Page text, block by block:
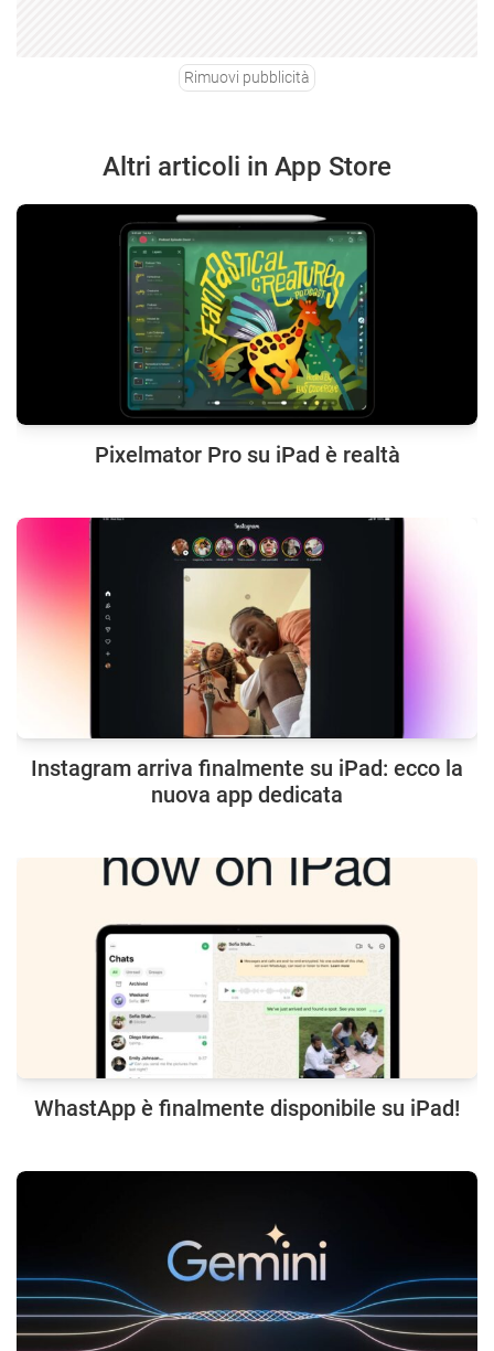
Rimuovi pubblicità
Altri articoli in App Store
Pixelmator Pro su iPad è realtà
Instagram arriva finalmente su iPad: ecco la
nuova app dedicata
WhastApp è finalmente disponibile su iPad!